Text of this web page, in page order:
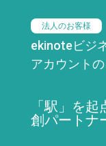
法人のお客様
ekinoteビジ
アカウント
「駅」を
創パートナ